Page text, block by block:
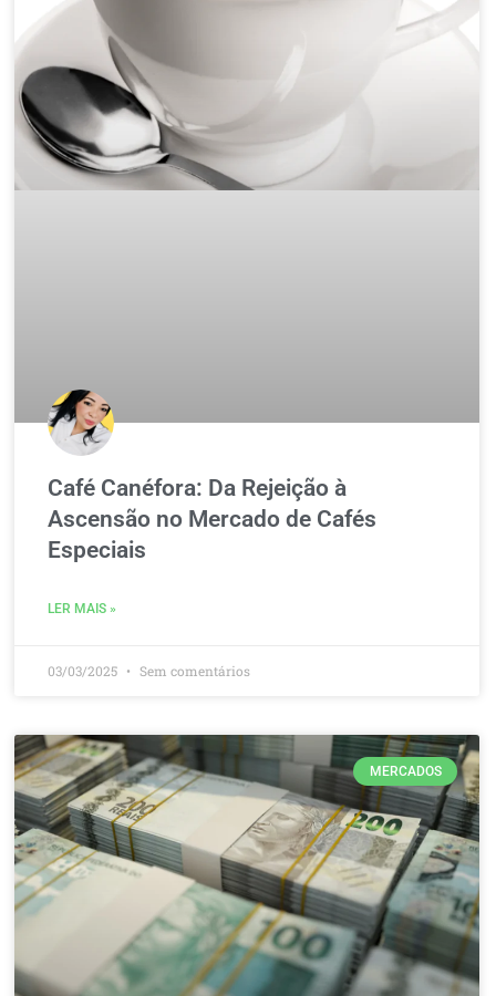
Café Canéfora: Da Rejeição à
Ascensão no Mercado de Cafés
Especiais
LER MAIS »
03/03/2025 Sem comentários
MERCADOS